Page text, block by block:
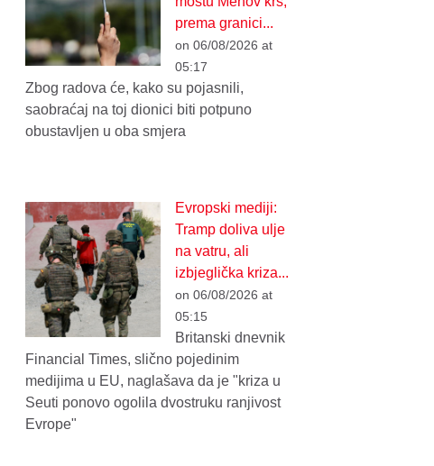
prema granici...
on 06/08/2026 at
05:17
Zbog radova će, kako su pojasnili,
saobraćaj na toj dionici biti potpuno
obustavljen u oba smjera
Evropski mediji:
Tramp doliva ulje
na vatru, ali
izbjeglička kriza...
on 06/08/2026 at
05:15
Britanski dnevnik
Financial Times, slično pojedinim
medijima u EU, naglašava da je "kriza u
Seuti ponovo ogolila dvostruku ranjivost
Evrope"